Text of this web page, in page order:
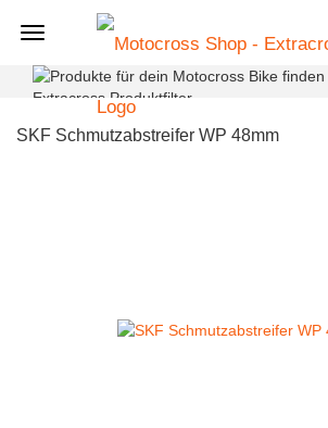
SKF Schmutzabstreifer WP 48mm